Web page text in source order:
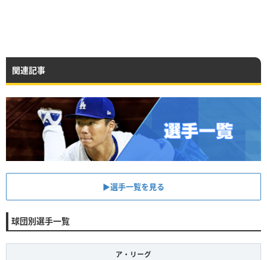
関連記事
▶︎選手一覧を見る
球団別選手一覧
ア・リーグ